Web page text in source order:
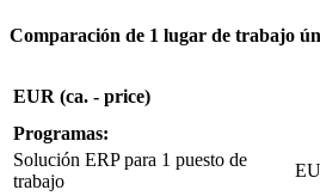
Comparación de 1 lugar de trabajo
EUR (ca. - price)
Programas:
Solución ERP para 1 puesto de
trabajo